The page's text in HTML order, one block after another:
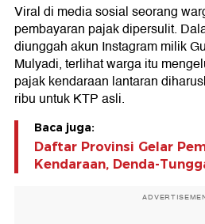
Viral di media sosial seorang
pembayaran pajak dipersulit.
diunggah akun Instagram milik
Mulyadi, terlihat warga itu
pajak kendaraan lantaran
ribu untuk KTP asli.
Baca juga:
Daftar Provinsi Gelar
Kendaraan, Denda-